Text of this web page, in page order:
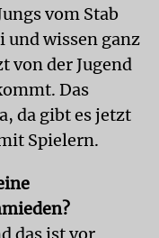
vom Stab
und wissen ganz
von der Jugend
Das
da gibt es jetzt
Spielern.
das ist vor